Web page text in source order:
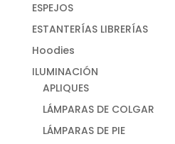
ESPEJOS
ESTANTERÍAS LIBRERÍAS
Hoodies
ILUMINACIÓN
APLIQUES
LÁMPARAS DE COLGAR
LÁMPARAS DE PIE